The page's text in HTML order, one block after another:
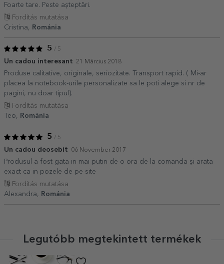
Foarte tare. Peste așteptări.
Fordítás mutatása
Cristina,
Románia
5 / 5
Un cadou interesant 21 Március 2018
Produse calitative, originale, seriozitate. Transport rapid. ( Mi-ar
placea la notebook-urile personalizate sa le poti alege si nr de
pagini, nu doar tipul).
Fordítás mutatása
Teo,
Románia
5 / 5
Un cadou deosebit 06 November 2017
Produsul a fost gata in mai putin de o ora de la comanda și arata
exact ca in pozele de pe site
Fordítás mutatása
Alexandra,
Románia
Legutóbb megtekintett termékek